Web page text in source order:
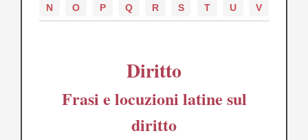
N
O P Q R S T U V
Diritto
Frasi e locuzioni latine sul
diritto